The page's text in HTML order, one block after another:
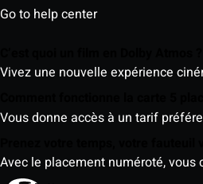
Go to help center
Vivez une nouvelle expérience
Vous donne accès à un tarif
Avec le placement numéroté,